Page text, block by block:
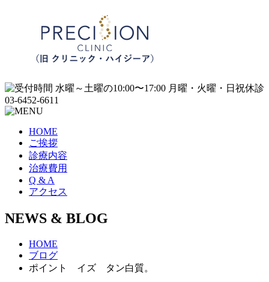
HOME
ご挨拶
診療内容
治療費用
Q & A
アクセス
NEWS & BLOG
HOME
ブログ
ポイント イズ タン白質。